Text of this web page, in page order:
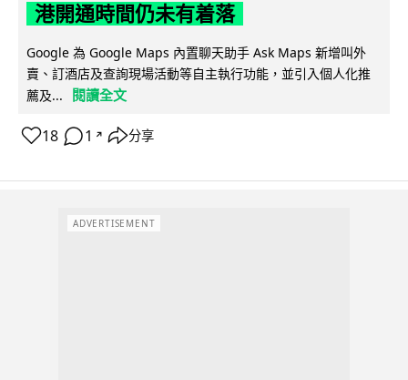
港開通時間仍未有着落
Google 為 Google Maps 內置聊天助手 Ask Maps 新增叫外
賣、訂酒店及查詢現場活動等自主執行功能，並引入個人化推
薦及...
閱讀全文
18 1 ↗ 分享
ADVERTISEMENT